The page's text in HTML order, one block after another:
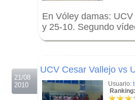
En Vóley damas:
y 25-10. Segundo
21/08
2010
UCV Cesar Vallejo vs
Usuario: